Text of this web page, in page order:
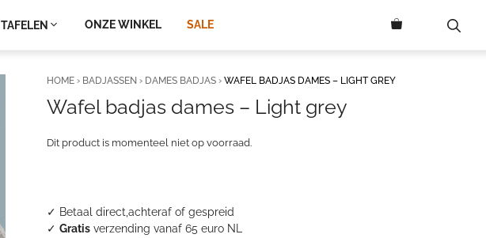
TAFELEN ONZE WINKEL SALE
✓ Betaal direct,achteraf of gespreid
✓Gratis verzending vanaf 65 euro NL
HOME › BADJASSEN › DAMES BADJAS ›WAFEL BADJAS DAMES – LIGHT GREY
Wafel badjas dames – Light grey
Dit product is momenteel niet op voorraad.